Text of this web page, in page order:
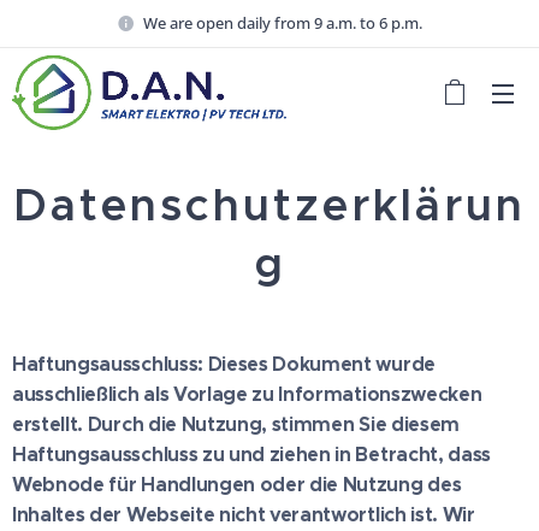
We are open daily from 9 a.m. to 6 p.m.
Datenschutzerklärun
g
Haftungsausschluss: Dieses Dokument wurde
ausschließlich als Vorlage zu Informationszwecken
erstellt. Durch die Nutzung, stimmen Sie diesem
Haftungsausschluss zu und ziehen in Betracht, dass
Webnode für Handlungen oder die Nutzung des
Inhaltes der Webseite nicht verantwortlich ist. Wir